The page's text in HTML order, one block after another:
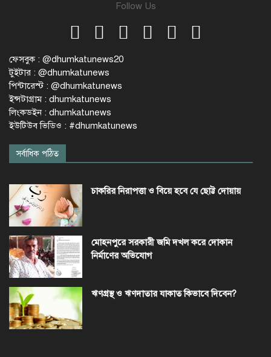
Follow Us
ফেসবুক : @dhumkatunews20
টুইটার : @dhumkatunews
পিন্টারেস্ট : @dhumkatunews
ইন্সটাগ্রাম : dhumkatunews
লিংকডইন : dhumkatunews
ইউটিউব ভিডিও : #dhumkatunews
সর্বাধিক পঠিত
চাকরির নিরাপত্তা ও বিয়ে হবে যে ছোট্ট দোয়ায়
মোহনপুরে সরকারী জমি দখল করে দোকান
নির্মাণের অভিযোগ
ঋণগ্রস্থ ও ঋণদাতার যাকাত কিভাবে দিবেন?